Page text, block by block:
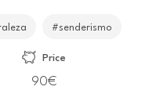
#senderismo
Price
90€